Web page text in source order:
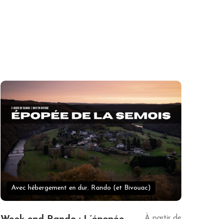
Avec hébergement en dur, Rando (et Bivouac)